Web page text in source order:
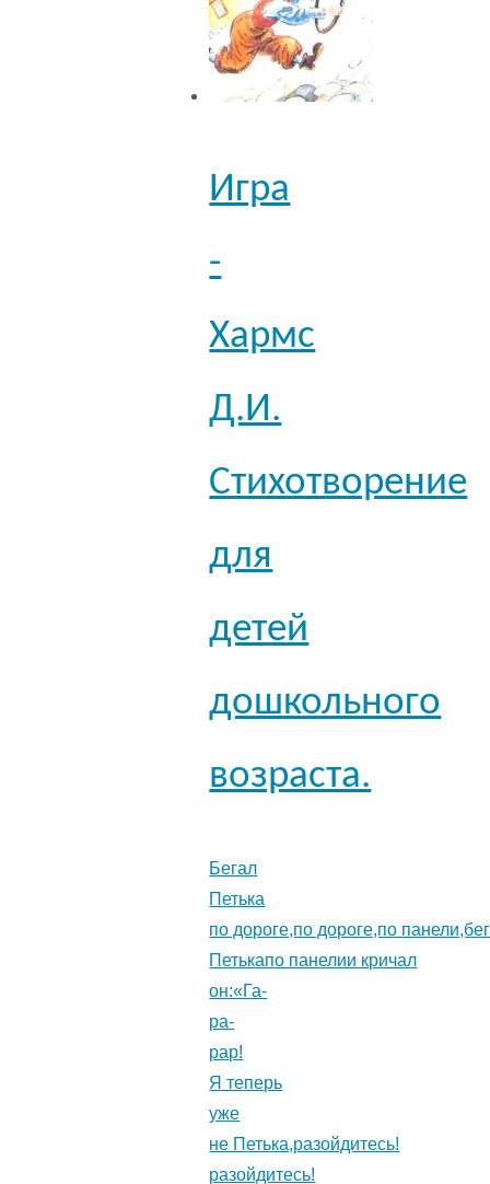
Игра
-
Хармс
Д.И.
Стихотворение
для
детей
дошкольного
возраста.
Бегал
Петька
по дороге,по дороге,по
Петькапо панелии кричал
он:«Га-
ра-
рар!
Я теперь
уже
не Петька,разойдитесь!
разойдитесь!